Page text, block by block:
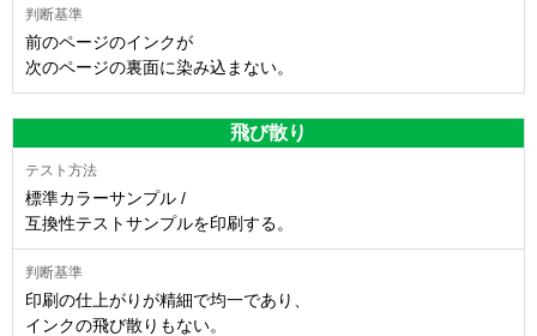
前のページのインクが
次のページの裏面に染み込まない。
飛び散り
標準カラーサンプル /
互換性テストサンプルを印刷する。
印刷の仕上がりが精細で均一であり、
インクの飛び散りもない。